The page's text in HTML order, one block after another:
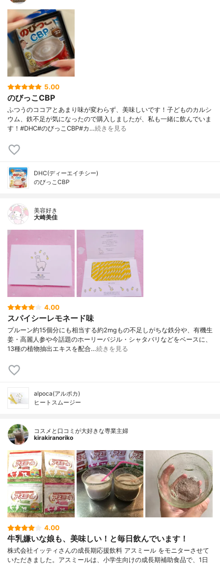
5.00
のびっこCBP
ふつうのココアとあまり味が変わらず、美味しいです！子どものカルシ
ウム、鉄不足が気になったので購入しましたが、私も一緒に飲んでいま
す！#DHC#のびっこCBP#カ…続きを見る
DHC(ディーエイチシー)
のびっこCBP
美容好き
大崎美佳
4.00
スパイシーレモネード味
プルーン約15個分にも相当する約2mgもの不足しがちな鉄分や、有機生
姜・高麗人参や今話題のホーリーバジル・シャタバリなどをベースに、
13種の植物抽出エキスを配合…続きを見る
alpoca(アルポカ)
ヒートスムージー
コスメと口コミが大好きな専業主婦
kirakiranoriko
4.00
牛乳嫌いな娘も、美味しい！と毎日飲んでいます！
株式会社イッティさんの成長期応援飲料 アスミール をモニターさせて
いただきました。アスミールは、小学生向けの成長期補助食品で、1日